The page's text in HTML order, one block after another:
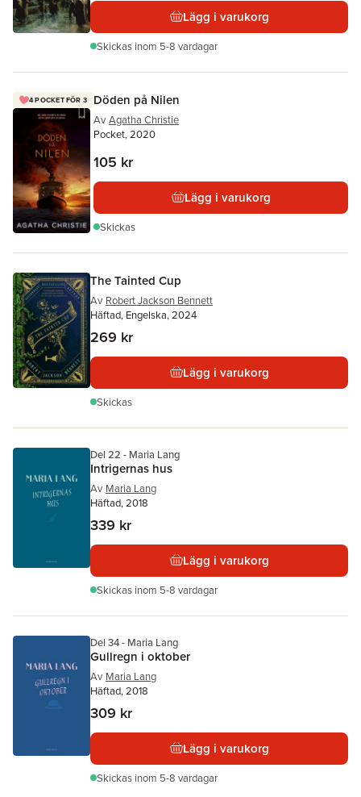
Lägg i varukorg
Skickas inom 5-8 vardagar
4 POCKET FÖR 3 Döden på Nilen
Av Agatha Christie
Pocket, 2020
105 kr
Lägg i varukorg
Skickas
The Tainted Cup
Av Robert Jackson Bennett
Häftad, Engelska, 2024
269 kr
Lägg i varukorg
Skickas
Del 22 - Maria Lang
Intrigernas hus
Av Maria Lang
Häftad, 2018
339 kr
Lägg i varukorg
Skickas inom 5-8 vardagar
Del 34 - Maria Lang
Gullregn i oktober
Av Maria Lang
Häftad, 2018
309 kr
Lägg i varukorg
Skickas inom 5-8 vardagar